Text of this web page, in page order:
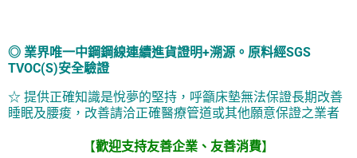
◎ 業界唯一中鋼鋼線連續進貨證明+溯源。原料經SGS
TVOC(S)安全驗證
☆ 提供正確知識是悅夢的堅持，呼籲床墊無法保證長期改善
睡眠及腰痠，改善請洽正確醫療管道或其他願意保證之業者
【歡迎支持友善企業、友善消費】